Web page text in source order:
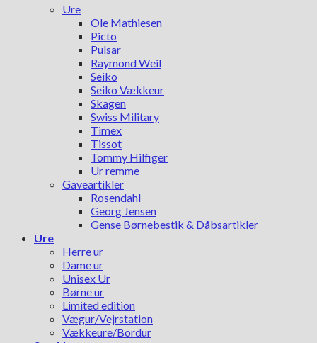
Ure
Ole Mathiesen
Picto
Pulsar
Raymond Weil
Seiko
Seiko Vækkeur
Skagen
Swiss Military
Timex
Tissot
Tommy Hilfiger
Ur remme
Gaveartikler
Rosendahl
Georg Jensen
Gense Børnebestik & Dåbsartikler
Ure
Herre ur
Dame ur
Unisex Ur
Børne ur
Limited edition
Vægur/Vejrstation
Vækkeure/Bordur